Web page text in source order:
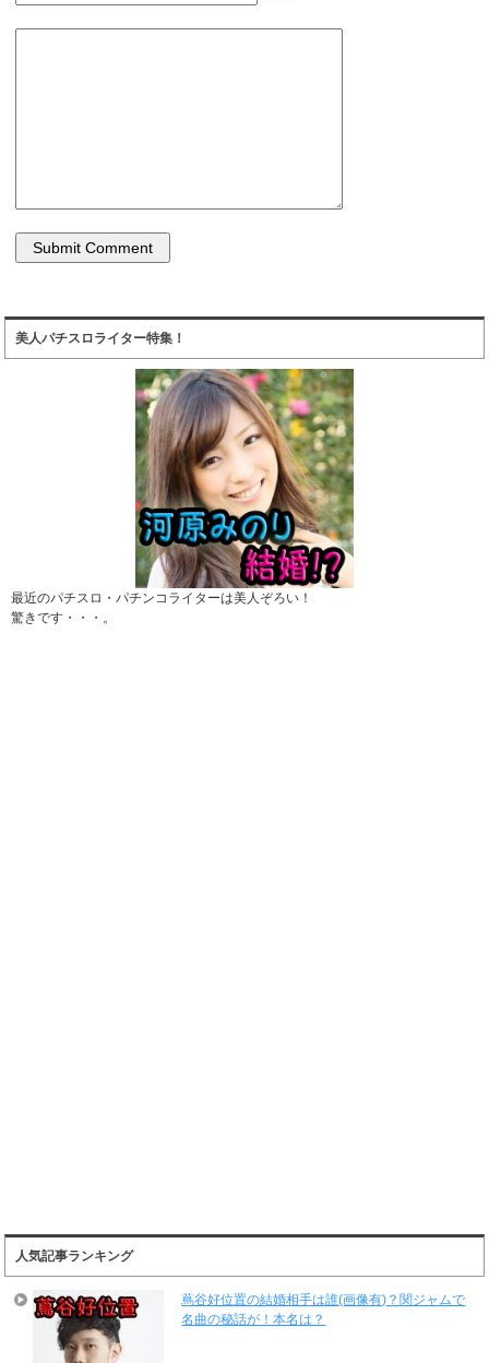
美人パチスロライター特集！
最近のパチスロ・パチンコライターは美人ぞろい！
驚きです・・・。
人気記事ランキング
蔦谷好位置の結婚相手は誰(画像有)？関ジャムで
名曲の秘話が！本名は？